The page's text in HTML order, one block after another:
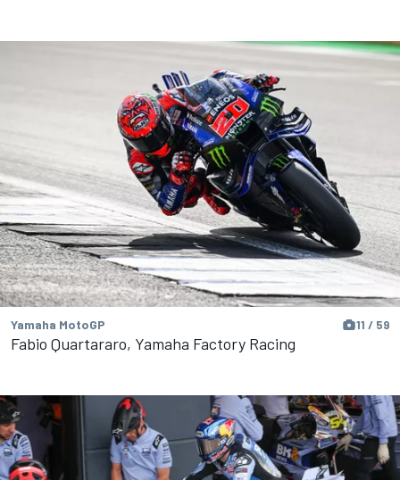
Yamaha MotoGP 11 / 59
Fabio Quartararo, Yamaha Factory Racing